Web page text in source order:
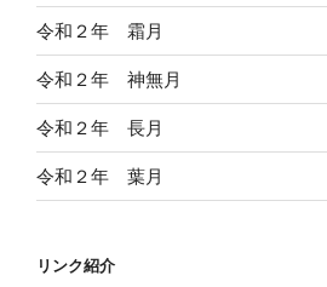
送
り
令和２年 霜月
令和２年 神無月
令和２年 長月
令和２年 葉月
リンク紹介